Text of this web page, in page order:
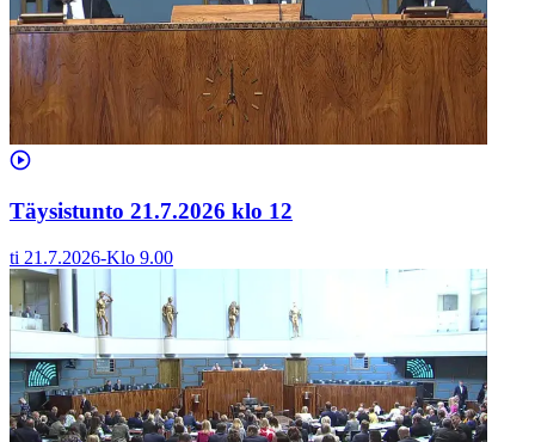
Täysistunto 21.7.2026 klo 12
ti 21.7.2026-Klo 9.00